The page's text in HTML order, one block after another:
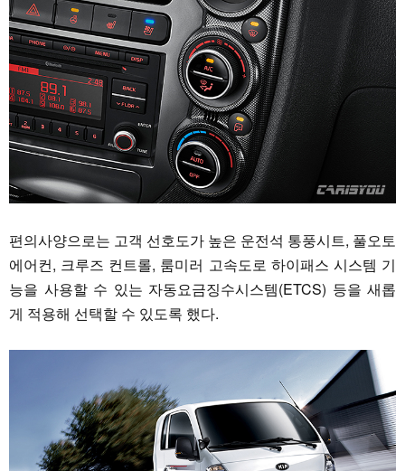
편의사양으로는 고객 선호도가 높은 운전석 통풍시트, 풀오토
에어컨, 크루즈 컨트롤, 룸미러 고속도로 하이패스 시스템 기
능을 사용할 수 있는 자동요금징수시스템(ETCS) 등을 새롭
게 적용해 선택할 수 있도록 했다.